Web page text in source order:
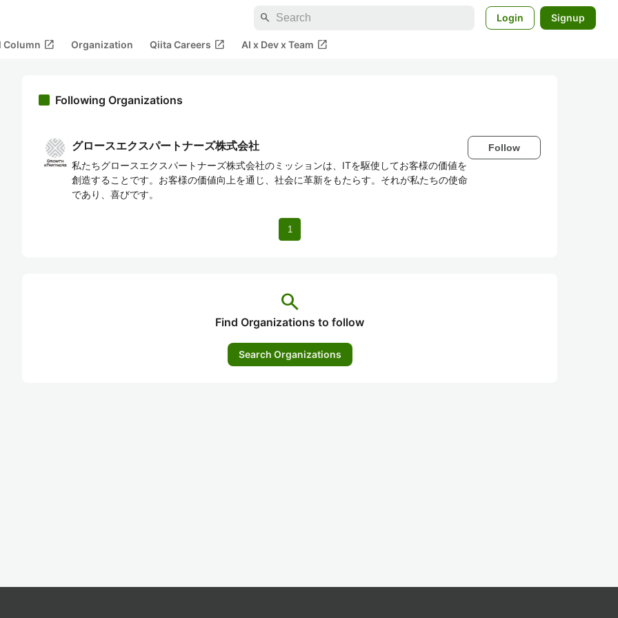
search Login Signup
Column open_in_new Organization Qiita Careers open_in_new AI x Dev x Team open_in_new
Following Organizations
グロースエクスパートナーズ株式会社
私たちグロースエクスパートナーズ株式会社のミッションは、ITを駆使してお客様の価値を
創造することです。お客様の価値向上を通じ、社会に革新をもたらす。それが私たちの使命
であり、喜びです。
Follow
1
search
Find Organizations to follow
Search Organizations